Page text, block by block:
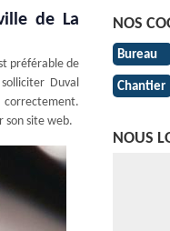
de La
préférable de
Duval
correctement.
son site web.
NOS
Bureau
Chantier
NOUS